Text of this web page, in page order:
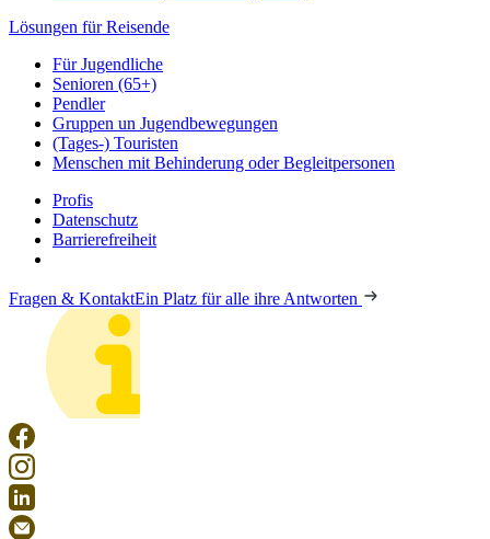
Lösungen für Reisende
Für Jugendliche
Senioren (65+)
Pendler
Gruppen un Jugendbewegungen
(Tages-) Touristen
Menschen mit Behinderung oder Begleitpersonen
Profis
Datenschutz
Barrierefreiheit
Fragen & KontaktEin Platz für alle ihre Antworten